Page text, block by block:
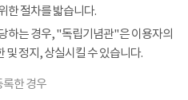
한 절차를 밟습니다.
하는 경우, "독립기념관"은 이용자의
및 정지, 상실시킬 수 있습니다.
록한 경우